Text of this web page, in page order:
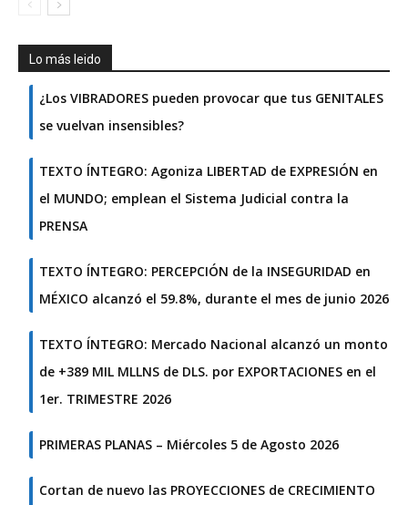
Lo más leido
¿Los VIBRADORES pueden provocar que tus GENITALES
se vuelvan insensibles?
TEXTO ÍNTEGRO: Agoniza LIBERTAD de EXPRESIÓN en
el MUNDO; emplean el Sistema Judicial contra la
PRENSA
TEXTO ÍNTEGRO: PERCEPCIÓN de la INSEGURIDAD en
MÉXICO alcanzó el 59.8%, durante el mes de junio 2026
TEXTO ÍNTEGRO: Mercado Nacional alcanzó un monto
de +389 MIL MLLNS de DLS. por EXPORTACIONES en el
1er. TRIMESTRE 2026
PRIMERAS PLANAS – Miércoles 5 de Agosto 2026
Cortan de nuevo las PROYECCIONES de CRECIMIENTO